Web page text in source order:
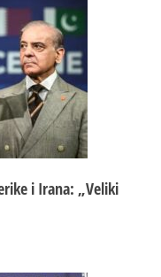
i Irana: „Veliki